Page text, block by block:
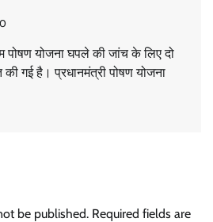
0
पोषण योजना घपले की जांच के लिए दो
गई है। प्रधानमंत्री पोषण योजना
be published. Required fields are